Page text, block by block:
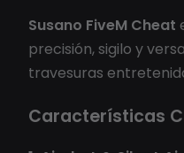
Susano FiveM Cheat
precisión, sigilo y
travesuras
Características